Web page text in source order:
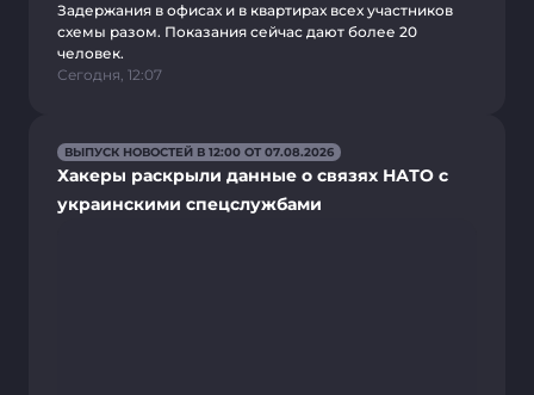
Задержания в офисах и в квартирах всех участников
схемы разом. Показания сейчас дают более 20
человек.
Сегодня, 12:07
ВЫПУСК НОВОСТЕЙ В 12:00 ОТ 07.08.2026
Хакеры раскрыли данные о связях НАТО с
украинскими спецслужбами